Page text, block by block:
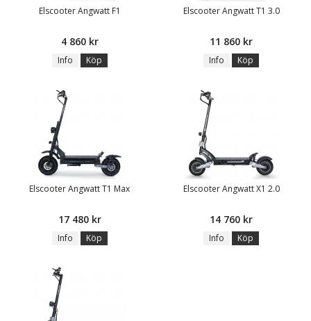
Elscooter Angwatt F1
4 860 kr
Info Köp
Elscooter Angwatt T1 3.0
11 860 kr
Info Köp
Elscooter Angwatt T1 Max
17 480 kr
Info Köp
Elscooter Angwatt X1 2.0
14 760 kr
Info Köp